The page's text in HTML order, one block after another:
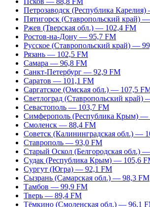
Петрозаводск (Республика
Пятигорск (Ставропольский край)
Ржев (Тверская обл.) — 102,4 FM
Ростов-на-Дону — 95,7 FM
Русское (Ставропольский край) —
Рязань — 102,5 FM
Самара — 96,8 FM
Санкт-Петербург — 92,9 FM
Саратов — 101,1 FM
Саргатское (Омская обл.) — 107,5
Светлоград (Ставропольский край)
Севастополь — 103,7 FM
Симферополь (Республика Крым) —
Смоленск — 88,4 FM
Советск (Калининградская обл.) —
Ставрополь — 93,0 FM
Старый Оскол (Белгородская обл.)
Судак (Республика Крым) — 105,6
Сургут (Югра) — 92,1 FM
Сызрань (Самарская обл.) — 98,3 FM
Тамбов — 99,9 FM
Тверь — 89,4 FM
Тёмкино (Смоленская обл.) — 96,1